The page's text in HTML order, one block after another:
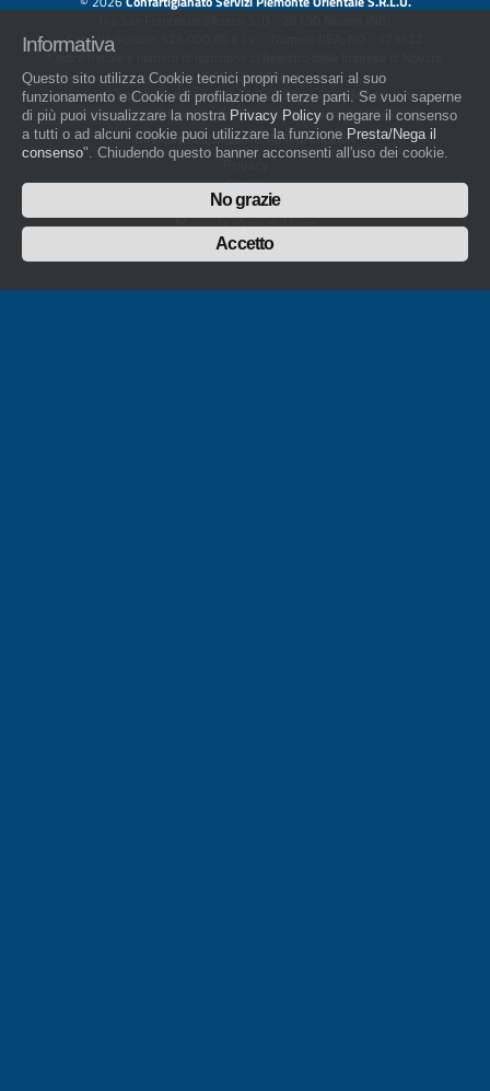
Capitale Sociale: 526.000,00 € i.v. - Numero REA: NO - 173322
Codice fiscale e numero di iscrizione al Registro delle Imprese di Novara
01436930034
artigiani.it è registrato nel Registro della Stampa Periodica con il nr. 562
con Decreto del Presidente del Tribunale di Novara del 07/03/13
Direttore Responsabile: Amleto Impaloni
Privacy
Cookie
Whistleblowing
Manuale d'uso del logo
Policy sulla Parità di genere
Informativa
Questo sito utilizza Cookie tecnici propri necessari al suo
funzionamento e Cookie di profilazione di terze parti. Se vuoi saperne
di più puoi visualizzare la nostra Privacy Policy o negare il consenso
a tutti o ad alcuni cookie puoi utilizzare la funzione Presta/Nega il
consenso". Chiudendo questo banner acconsenti all'uso dei cookie.
No grazie
Accetto